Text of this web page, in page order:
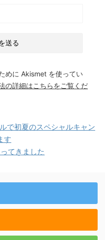
めに Akismet を使ってい
の詳細はこちらをご覧くだ
で初夏のスペシャルキャン
す
てきました